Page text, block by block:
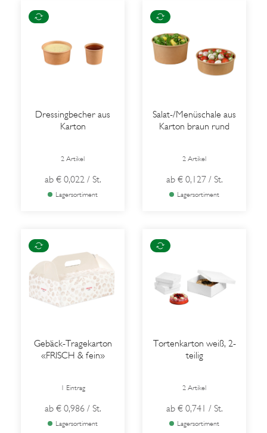
Dressingbecher aus
Karton
2 Artikel
ab € 0,022 / St.
Lagersortiment
Salat-/Menüschale aus
Karton braun rund
2 Artikel
ab € 0,127 / St.
Lagersortiment
Gebäck-Tragekarton
«FRISCH & fein»
1 Eintrag
ab € 0,986 / St.
Lagersortiment
Tortenkarton weiß, 2-
teilig
2 Artikel
ab € 0,741 / St.
Lagersortiment